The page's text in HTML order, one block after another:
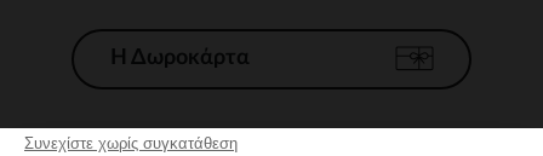
Συνεχίστε χωρίς συγκατάθεση
Η Δωροκάρτα